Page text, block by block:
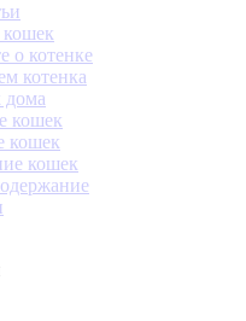
о котенке
котенка
дома
кошек
кошек
кошек